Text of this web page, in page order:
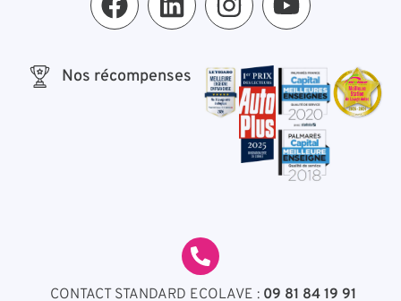
Nos récompenses
CONTACT STANDARD ECOLAVE : 09 81 84 19 91